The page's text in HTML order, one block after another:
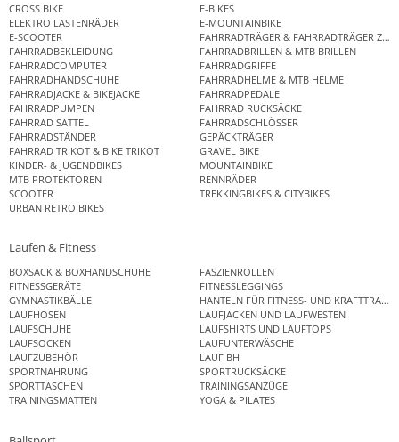
CROSS BIKE
E-BIKES
ELEKTRO LASTENRÄDER
E-MOUNTAINBIKE
E-SCOOTER
FAHRRADTRÄGER & FAHRRADTRÄGER
FAHRRADBEKLEIDUNG
FAHRRADBRILLEN & MTB BRILLEN
FAHRRADCOMPUTER
FAHRRADGRIFFE
FAHRRADHANDSCHUHE
FAHRRADHELME & MTB HELME
FAHRRADJACKE & BIKEJACKE
FAHRRADPEDALE
FAHRRADPUMPEN
FAHRRAD RUCKSÄCKE
FAHRRAD SATTEL
FAHRRADSCHLÖSSER
FAHRRADSTÄNDER
GEPÄCKTRÄGER
FAHRRAD TRIKOT & BIKE TRIKOT
GRAVEL BIKE
KINDER- & JUGENDBIKES
MOUNTAINBIKE
MTB PROTEKTOREN
RENNRÄDER
SCOOTER
TREKKINGBIKES & CITYBIKES
URBAN RETRO BIKES
Laufen & Fitness
BOXSACK & BOXHANDSCHUHE
FASZIENROLLEN
FITNESSGERÄTE
FITNESSLEGGINGS
GYMNASTIKBÄLLE
HANTELN FÜR FITNESS- UND
LAUFHOSEN
LAUFJACKEN UND LAUFWESTEN
LAUFSCHUHE
LAUFSHIRTS UND LAUFTOPS
LAUFSOCKEN
LAUFUNTERWÄSCHE
LAUFZUBEHÖR
LAUF BH
SPORTNAHRUNG
SPORTRUCKSÄCKE
SPORTTASCHEN
TRAININGSANZÜGE
TRAININGSMATTEN
YOGA & PILATES